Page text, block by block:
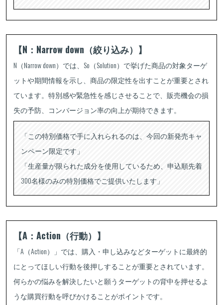
【N：Narrow down（絞り込み）】
N（Narrow down）では、So（Solution）で挙げた商品の対象ターゲ
ットや期間情報を示し、商品の限定性を出すことが重要とされ
ています。特別感や緊急性を感じさせることで、販売機会の損
失の予防、コンバージョン率の向上が期待できます。
「この特別価格で手に入れられるのは、今回の新発売キャ
ンペーン限定です」
「生産量が限られた成分を使用しているため、申込順先着
300名様のみの特別価格でご提供いたします」
【A：Action（行動）】
「A（Action）」では、購入・申し込みなどターゲットに最終的
にとってほしい行動を後押しすることが重要とされています。
何らかの悩みを解決したいと願うターゲットの背中を押せるよ
うな購買行動を呼びかけることがポイントです。